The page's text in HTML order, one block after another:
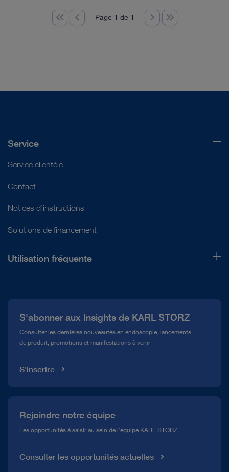
Page 1 de 1
Service
Service clientèle
Contact
Notices d'instructions
Solutions de financement
Utilisation fréquente
Service télé-assistance Conformité
Médiathèque
S'abonner aux Insights de KARL STORZ
Consulter les dernières nouveautés en endoscopie, lancements
de produit, promotions et manifestations à venir
S'inscrire
Rejoindre notre équipe
Les opportunités à saisir au sein de l'équipe KARL STORZ
Consulter les opportunités actuelles